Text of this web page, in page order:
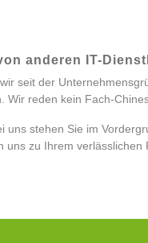
anderen IT-
seit der
reden kein Fach-
stehen Sie im
zu Ihrem verlässlichen